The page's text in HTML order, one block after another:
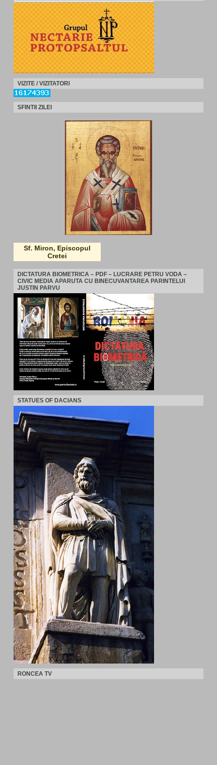
VIZITE / VIZITATORI
SFINTII ZILEI
Sf. Miron, Episcopul
Cretei
DICTATURA BIOMETRICA – PDF – LUCRARE PETRU VODA –
CIVIC MEDIA APARUTA CU BINECUVANTAREA PARINTELUI
JUSTIN PARVU
STATUES OF DACIANS
RONCEA TV